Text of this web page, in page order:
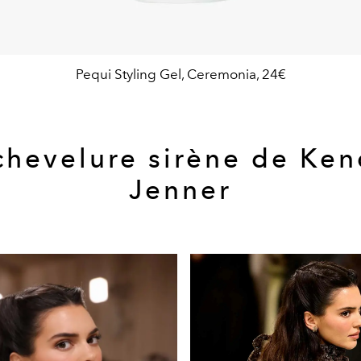
Pequi Styling Gel, Ceremonia, 24€
sirène de
Jenner